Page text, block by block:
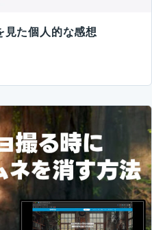
た個人的な感想